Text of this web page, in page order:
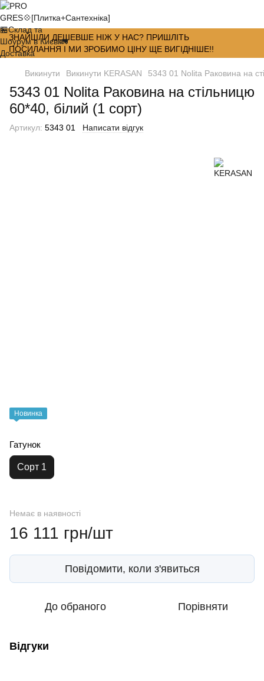
ЗНАЙШЛИ ДЕШЕВШЕ НІЖ У НАС? ПРИШЛІТЬ
ПОСИЛАННЯ І МИ ЗРОБИМО ЦІНУ ЩЕ ВИГІДНІШЕ!!
Викинути Викинути KERASAN 5343 01 Nolita Раковина на
5343 01 Nolita Раковина на стільницю
60*40, білий (1 сорт)
Артикул: 5343 01 Написати відгук
Новинка
Гатунок
Сорт 1
Немає в наявності
16 111 грн/шт
Повідомити, коли з'явиться
До обраного Порівняти
Відгуки